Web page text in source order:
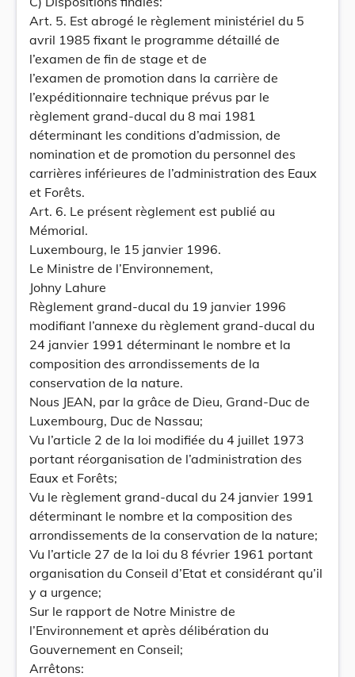
Art. 5. Est abrogé le règlement ministériel du 5
avril 1985 fixant le programme détaillé de
l’examen de fin de stage et de
l’examen de promotion dans la carrière de
l’expéditionnaire technique prévus par le
règlement grand-ducal du 8 mai 1981
déterminant les conditions d’admission, de
nomination et de promotion du personnel des
carrières inférieures de l’administration des Eaux
et Forêts.
Art. 6. Le présent règlement est publié au
Mémorial.
Luxembourg, le 15 janvier 1996.
Le Ministre de l’Environnement,
Johny Lahure
Règlement grand-ducal du 19 janvier 1996
modifiant l’annexe du règlement grand-ducal du
24 janvier 1991 déterminant le nombre et la
composition des arrondissements de la
conservation de la nature.
Nous JEAN, par la grâce de Dieu, Grand-Duc de
Luxembourg, Duc de Nassau;
Vu l’article 2 de la loi modifiée du 4 juillet 1973
portant réorganisation de l’administration des
Eaux et Forêts;
Vu le règlement grand-ducal du 24 janvier 1991
déterminant le nombre et la composition des
arrondissements de la conservation de la nature;
Vu l’article 27 de la loi du 8 février 1961 portant
organisation du Conseil d’Etat et considérant qu’il
y a urgence;
Sur le rapport de Notre Ministre de
l’Environnement et après délibération du
Gouvernement en Conseil;
Arrêtons: